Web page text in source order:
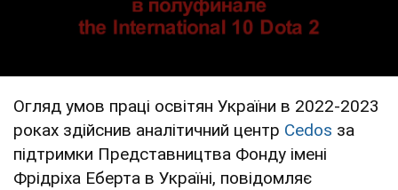
Огляд умов праці освітян України в 2022-2023
роках здійснив аналітичний центр Cedos за
підтримки Представництва Фонду імені
Фрідріха Еберта в Україні, повідомляє